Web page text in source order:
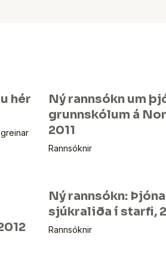
hér
Ný rannsókn um
grunnskólum á
2011
Rannsóknir
Ný rannsókn:
sjúkraliða í starfi,
Rannsóknir